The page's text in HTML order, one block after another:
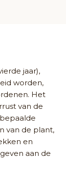
jaar),
worden,
Het
van de
van de plant,
en
aan de